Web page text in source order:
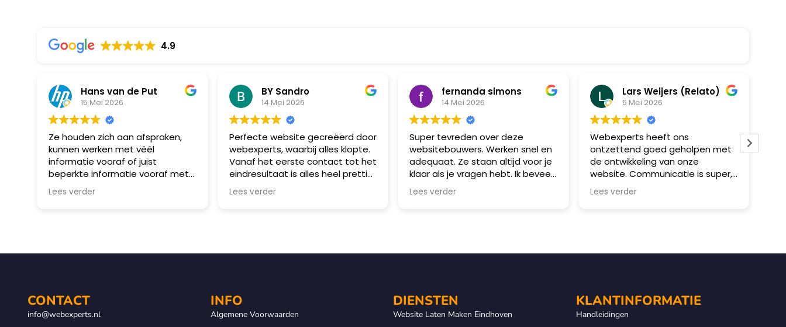
4.9
Hans van de Put
15 Mei 2026
Ze houden zich aan afspraken,
kunnen werken met véél
informatie vooraf of juist
beperkte informatie vooraf met
meer eigen invulling. Erg fijn in de
omgang en kunnen snel
Lees verder
BY Sandro
14 Mei 2026
Perfecte website gecreëerd door
webexperts, waarbij alles klopte.
Vanaf het eerste contact tot het
eindresultaat is alles heel prettig
verlopen. Een aanrader!
Lees verder
fernanda simons
14 Mei 2026
Super tevreden over deze
websitebouwers. Werken snel en
adequaat. Ze staan altijd voor je
klaar als je vragen hebt. Ik beveel
jullie van harte aan!
Lees verder
Lars Weijers (Relato)
5 Mei 2026
Webexperts heeft ons
ontzettend goed geholpen met
de ontwikkeling van onze
website. Communicatie is super,
net als de snelheid waarmee de
het project wordt opgepakt. Zeer
Lees verder
CONTACT
info@webexperts.nl
INFO
Algemene Voorwaarden
DIENSTEN
Website Laten Maken Eindhoven
KLANTINFORMATIE
Handleidingen